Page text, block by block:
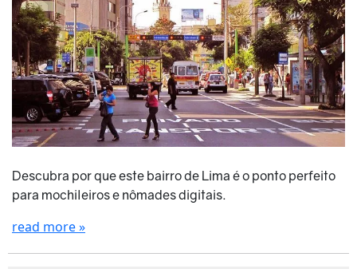
Descubra por que este bairro de Lima é o ponto perfeito
para mochileiros e nômades digitais.
read more »